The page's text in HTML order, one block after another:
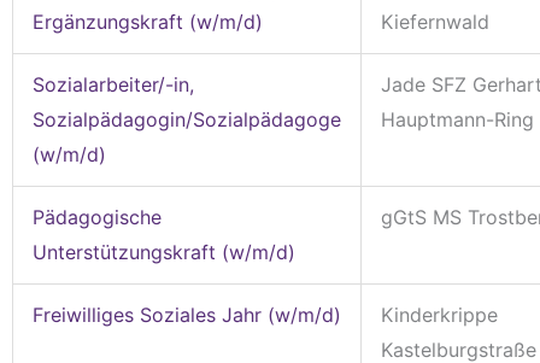
Ergänzungskraft (w/m/d)
Kiefernwald
Sozialarbeiter/-in,
Sozialpädagogin/Sozialpädagoge
(w/m/d)
Jade SFZ
Hauptmann-Ring
Pädagogische
Unterstützungskraft (w/m/d)
gGtS MS
Freiwilliges Soziales Jahr (w/m/d)
Kinderkrippe
Kastelburgstraße